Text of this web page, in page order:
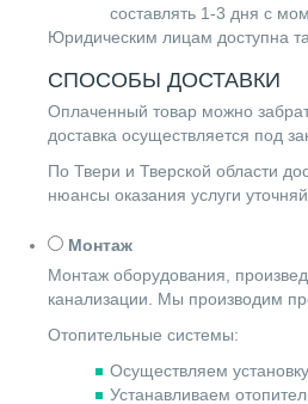
составлять 1-3 дня с
Юридическим лицам доступна
СПОСОБЫ ДОСТАВКИ
Оплаченный товар можно
доставка осуществляется под
По Твери и Тверской области
нюансы оказания услуги
Монтаж
Монтаж оборудования,
канализации. Мы производим
Отопительные системы:
Осуществляем
Устанавливаем